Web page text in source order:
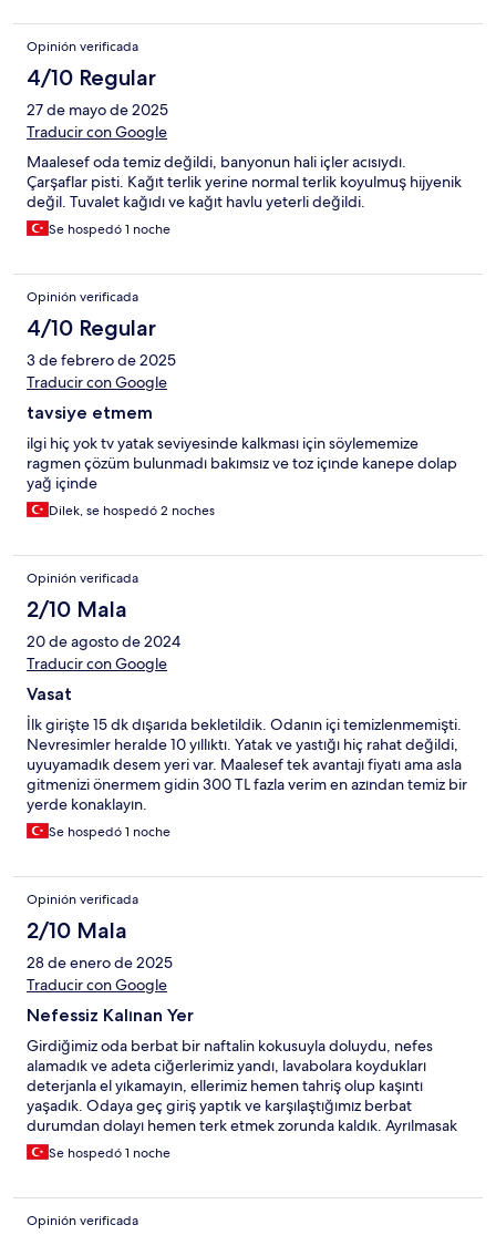
Opinión verificada
4/10 Regular
27 de mayo de 2025
Traducir con Google
Maalesef oda temiz değildi, banyonun hali içler acısıydı.
Çarşaflar pisti. Kağıt terlik yerine normal terlik koyulmuş hijyenik
değil. Tuvalet kağıdı ve kağıt havlu yeterli değildi.
Se hospedó 1 noche
Opinión verificada
4/10 Regular
3 de febrero de 2025
Traducir con Google
tavsiye etmem
ilgi hiç yok tv yatak seviyesinde kalkması için söylememize
ragmen çözüm bulunmadı bakımsız ve toz içınde kanepe dolap
yağ içinde
Dilek, se hospedó 2 noches
Opinión verificada
2/10 Mala
20 de agosto de 2024
Traducir con Google
Vasat
İlk girişte 15 dk dışarıda bekletildik. Odanın içi temizlenmemişti.
Nevresimler heralde 10 yıllıktı. Yatak ve yastığı hiç rahat değildi,
uyuyamadık desem yeri var. Maalesef tek avantajı fiyatı ama asla
gitmenizi önermem gidin 300 TL fazla verim en azından temiz bir
yerde konaklayın.
Se hospedó 1 noche
Opinión verificada
2/10 Mala
28 de enero de 2025
Traducir con Google
Nefessiz Kalınan Yer
Girdiğimiz oda berbat bir naftalin kokusuyla doluydu, nefes
alamadık ve adeta ciğerlerimiz yandı, lavabolara koydukları
deterjanla el yıkamayın, ellerimiz hemen tahriş olup kaşıntı
yaşadık. Odaya geç giriş yaptık ve karşılaştığımız berbat
durumdan dolayı hemen terk etmek zorunda kaldık. Ayrılmasak
nefesssizlikten boğulacaktık.
Se hospedó 1 noche
Opinión verificada